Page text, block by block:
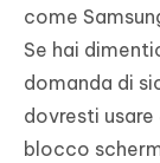
come
Se hai
domanda di
dovresti
blocco